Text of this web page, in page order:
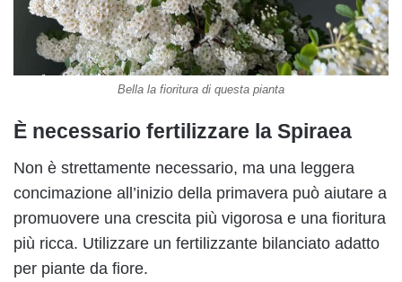
Bella la fioritura di questa pianta
È necessario fertilizzare la Spiraea
Non è strettamente necessario, ma una leggera
concimazione all’inizio della primavera può aiutare a
promuovere una crescita più vigorosa e una fioritura
più ricca. Utilizzare un fertilizzante bilanciato adatto
per piante da fiore.